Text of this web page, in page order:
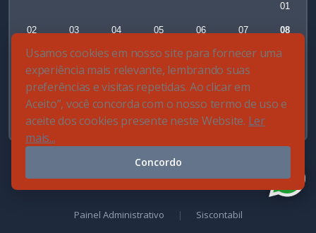
01
02 03 04 05 06 07 08
09 10 11 12 13 14 15
19
23 24 25 26 27 28 29
30 31
Painel Administrativo | Siscontabil
Usamos cookies em nosso site para fornecer uma
experiência mais relevante, lembrando suas
preferências e visitas repetidas. Ao clicar em
Aceito”, você concorda com o nosso termo de uso e
aceite dos cookies presente neste Website. Ler
mais...
Concordo